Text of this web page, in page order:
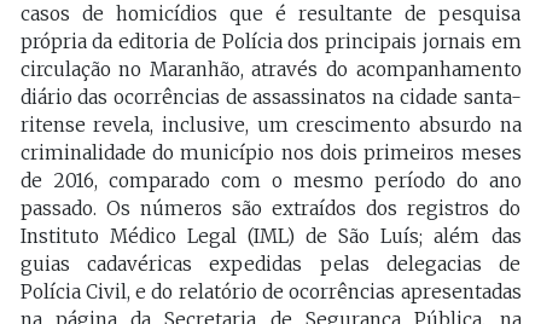
casos de homicídios que é resultante de pesquisa
própria da editoria de Polícia dos principais jornais em
circulação no Maranhão, através do acompanhamento
diário das ocorrências de assassinatos na cidade santa-
ritense revela, inclusive, um crescimento absurdo na
criminalidade do município nos dois primeiros meses
de 2016, comparado com o mesmo período do ano
passado. Os números são extraídos dos registros do
Instituto Médico Legal (IML) de São Luís; além das
guias cadavéricas expedidas pelas delegacias de
Polícia Civil, e do relatório de ocorrências apresentadas